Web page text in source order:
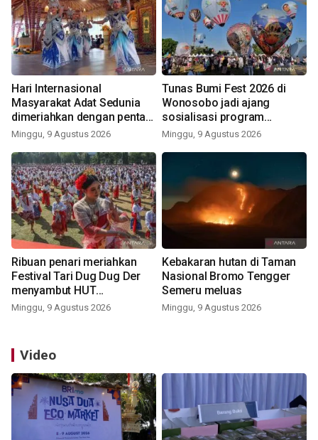
Hari Internasional
Masyarakat Adat Sedunia
dimeriahkan dengan pentas
seni budaya Bali
Minggu, 9 Agustus 2026
Tunas Bumi Fest 2026 di
Wonosobo jadi ajang
sosialisasi program
pemerintah lewat balon
Minggu, 9 Agustus 2026
Ribuan penari meriahkan
Festival Tari Dug Dug Der
menyambut HUT
Kemerdekaan
Minggu, 9 Agustus 2026
Kebakaran hutan di Taman
Nasional Bromo Tengger
Semeru meluas
Minggu, 9 Agustus 2026
Video